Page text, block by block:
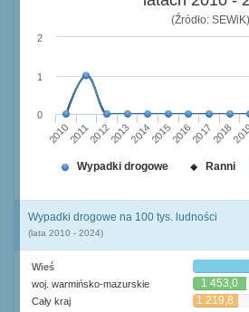
(Źródło: SEWiK)
201020112012201320142015201620172018
0
1
2
Wypadki drogowe Ranni
Wypadki drogowe na 100 tys. ludności
(lata 2010 - 2024)
Wieś
woj. warmińsko-mazurskie 1 453,0
Cały kraj 1 219,8